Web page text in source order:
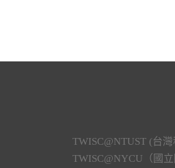
TWISC@NTUST (台
TWISC@NYCU（國